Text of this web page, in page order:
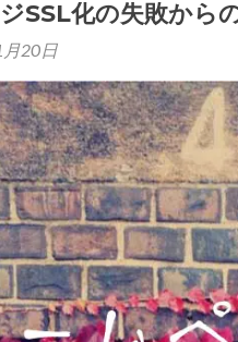
SSL化の失敗から
20日